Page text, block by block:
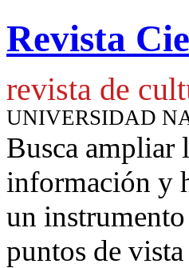
Revista
revista de
UNIVERSIDAD
Busca ampliar
información y
un instrumento
puntos de